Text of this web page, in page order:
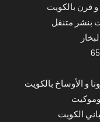
فرن بالكويت
بنشر متنقل
و الأوساخ بالكويت
الكويت